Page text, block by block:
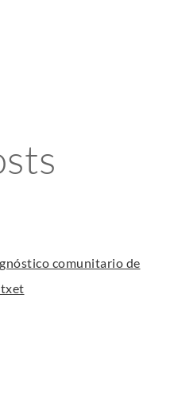
comunitario de